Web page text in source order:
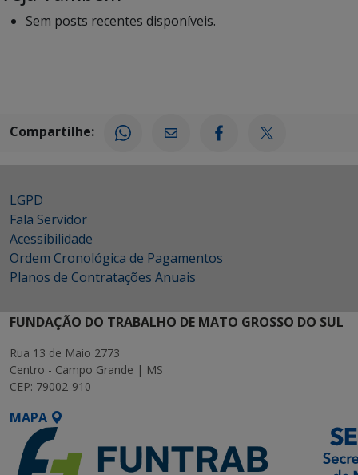
Sem posts recentes disponíveis.
Compartilhe:
LGPD
Fala Servidor
Acessibilidade
Ordem Cronológica de Pagamentos
Planos de Contratações Anuais
FUNDAÇÃO DO TRABALHO DE MATO GROSSO DO SUL
Rua 13 de Maio 2773
Centro - Campo Grande | MS
CEP: 79002-910
MAPA